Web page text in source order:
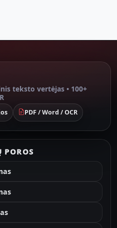
teksto vertėjas • 100+
PDF / Word / OCR
POROS